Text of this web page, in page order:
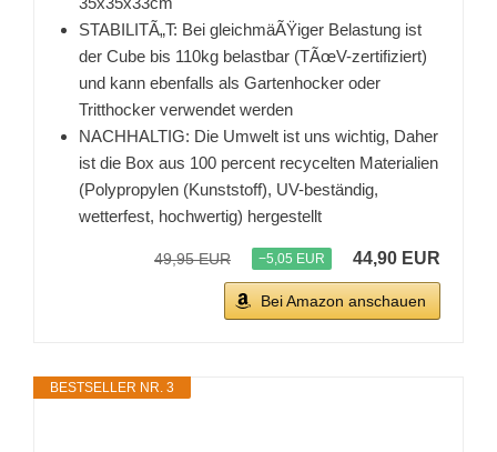
STABILITÃ„T: Bei gleichmäÃŸiger Belastung ist
der Cube bis 110kg belastbar (TÃœV-zertifiziert)
und kann ebenfalls als Gartenhocker oder
Tritthocker verwendet werden
NACHHALTIG: Die Umwelt ist uns wichtig, Daher
ist die Box aus 100 percent recycelten Materialien
(Polypropylen (Kunststoff), UV-beständig,
wetterfest, hochwertig) hergestellt
49,95 EUR −5,05 EUR 44,90 EUR
Bei Amazon anschauen
BESTSELLER NR. 3